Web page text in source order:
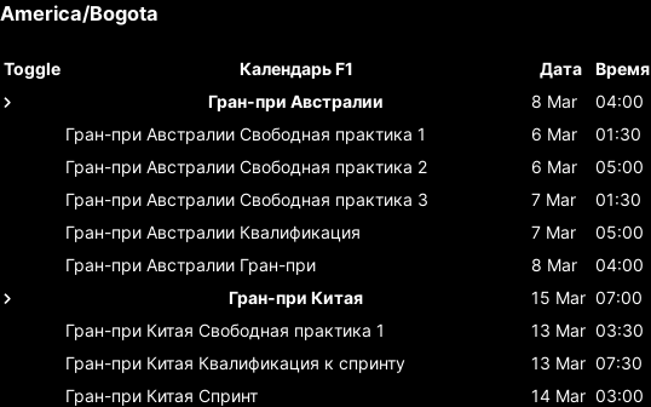
America/Bogota
Toggle Календарь F1 Дата
Время
Гран-при Австралии
8 Mar
04:00
Гран-при Австралии Свободная практика 1 6 Mar
01:30
Гран-при Австралии Свободная практика 2 6 Mar
05:00
Гран-при Австралии Свободная практика 3 7 Mar
01:30
Гран-при Австралии Квалификация 7 Mar
05:00
Гран-при Австралии Гран-при 8 Mar
04:00
Гран-при Китая
15 Mar 07:00
Гран-при Китая Свободная практика 1 13 Mar 03:30
Гран-при Китая Квалификация к спринту 13 Mar 07:30
Гран-при Китая Спринт 14 Mar 03:00